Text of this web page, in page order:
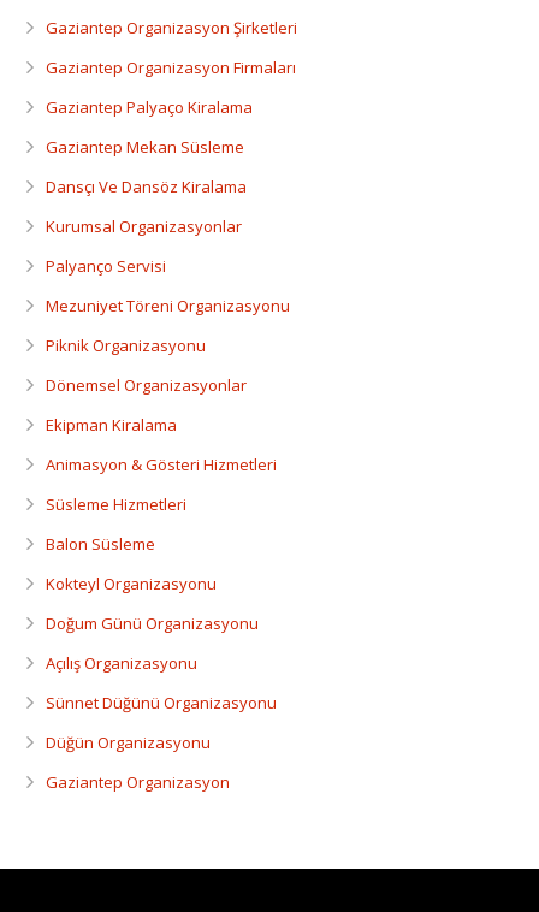
Gaziantep Organizasyon Şirketleri
Gaziantep Organizasyon Firmaları
Gaziantep Palyaço Kiralama
Gaziantep Mekan Süsleme
Dansçı Ve Dansöz Kiralama
Kurumsal Organizasyonlar
Palyanço Servisi
Mezuniyet Töreni Organizasyonu
Piknik Organizasyonu
Dönemsel Organizasyonlar
Ekipman Kiralama
Animasyon & Gösteri Hizmetleri
Süsleme Hizmetleri
Balon Süsleme
Kokteyl Organizasyonu
Doğum Günü Organizasyonu
Açılış Organizasyonu
Sünnet Düğünü Organizasyonu
Düğün Organizasyonu
Gaziantep Organizasyon